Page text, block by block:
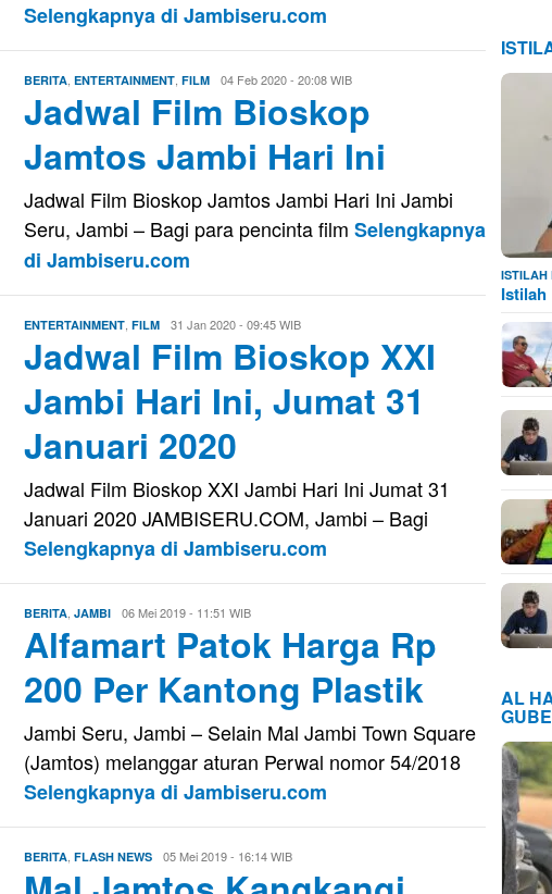
Selengkapnya di Jambiseru.com
BERITA ENTERTAINMENT FILM Eri
Saputra
04 Feb 2020 - 20:08 WIB
Jadwal Film Bioskop
Jamtos Jambi Hari Ini
Jadwal Film Bioskop Jamtos Jambi Hari Ini Jambi
Seru, Jambi – Bagi para pencinta film Selengkapnya
di Jambiseru.com
ENTERTAINMENT FILM Eri
Saputra
31 Jan 2020 - 09:45 WIB
Jadwal Film Bioskop XXI
Jambi Hari Ini, Jumat 31
Januari 2020
Jadwal Film Bioskop XXI Jambi Hari Ini Jumat 31
Januari 2020 JAMBISERU.COM, Jambi – Bagi
Selengkapnya di Jambiseru.com
BERITA JAMBI Eri06 Mei 2019 - 11:51 WIB
Alfamart Patok Harga Rp
200 Per Kantong Plastik
Jambi Seru, Jambi – Selain Mal Jambi Town Square
(Jamtos) melanggar aturan Perwal nomor 54/2018
Selengkapnya di Jambiseru.com
BERITA FLASH NEWS Eri05 Mei 2019 - 16:14 WIB
ISTILAH
Istilah
AL